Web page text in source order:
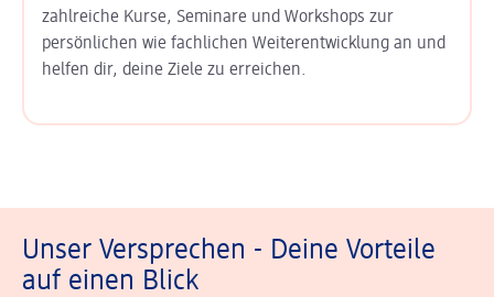
zahlreiche Kurse, Seminare und Workshops zur
persönlichen wie fachlichen Weiterentwicklung an und
helfen dir, deine Ziele zu erreichen.
Unser Versprechen - Deine Vorteile
auf einen Blick